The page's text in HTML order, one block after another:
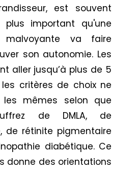
est souvent
important qu'une
malvoyante va faire
son autonomie. Les
aller jusqu’à plus de 5
critères de choix ne
mêmes selon que
de DMLA, de
de rétinite pigmentaire
diabétique. Ce
donne des orientations